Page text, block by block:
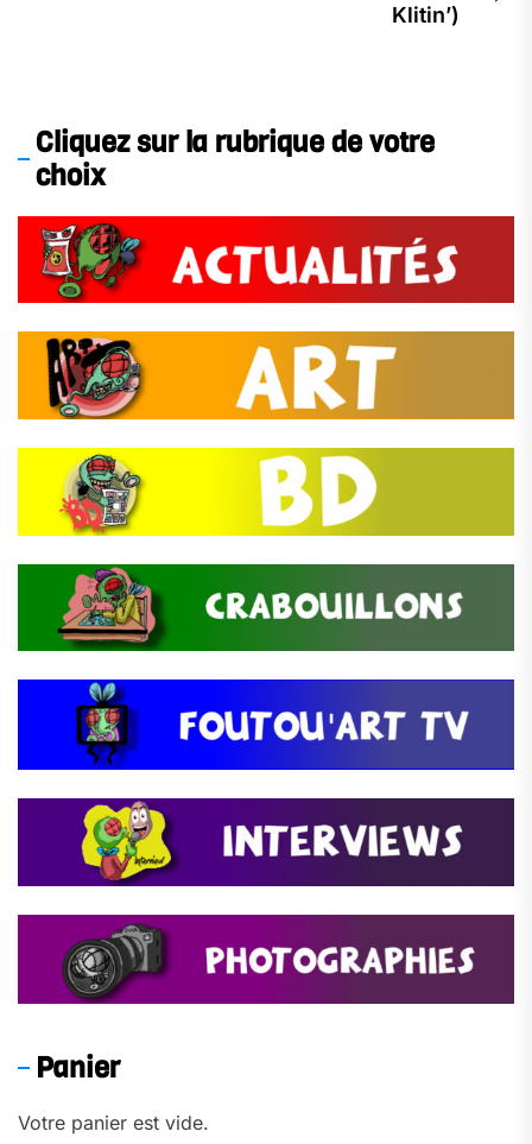
Klitin’)
Cliquez sur la rubrique de votre
choix
Panier
Votre panier est vide.